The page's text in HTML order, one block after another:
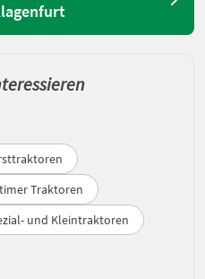
Traktoren
und Kleintraktoren